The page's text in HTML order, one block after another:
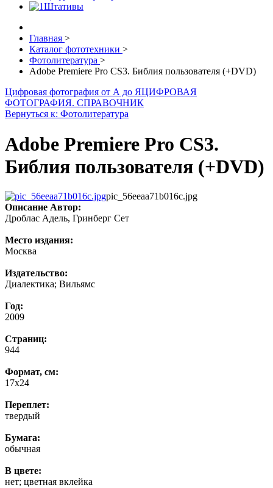
Штативы
Главная >
Каталог фототехники >
Фотолитература >
Adobe Premiere Pro CS3. Библия пользователя (+DVD)
Цифровая фотография от А до ЯЦИФРОВАЯ
ФОТОГРАФИЯ. СПРАВОЧНИК
Вернуться к: Фотолитература
Adobe Premiere Pro CS3.
Библия пользователя (+DVD)
pic_56eeaa71b016c.jpg
Описание Автор:
Дроблас Адель, Гринберг Сет
Место издания:
Москва
Издательство:
Диалектика; Вильямс
Год:
2009
Страниц:
944
Формат, см:
17х24
Переплет:
твердый
Бумага:
обычная
В цвете:
нет; цветная вклейка